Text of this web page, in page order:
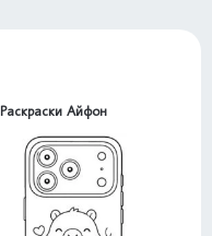
Раскраски Айфон